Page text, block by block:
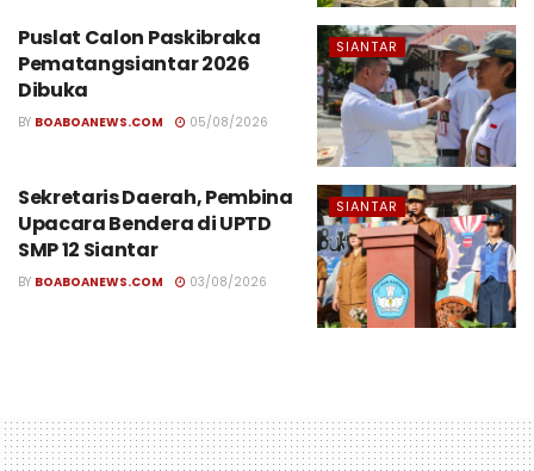
SIANTAR
Puslat Calon Paskibraka
Pematangsiantar 2026
Dibuka
BY BOABOANEWS.COM 05/08/2026
SIANTAR
Sekretaris Daerah, Pembina
Upacara Bendera di UPTD
SMP 12 Siantar
BY BOABOANEWS.COM 03/08/2026